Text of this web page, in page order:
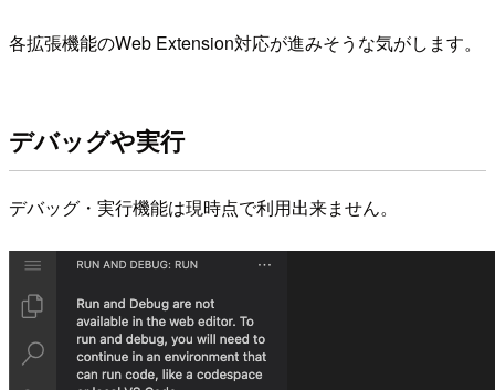
各拡張機能のWeb Extension対応が進みそうな気がします。
デバッグや実行
デバッグ・実行機能は現時点で利用出来ません。